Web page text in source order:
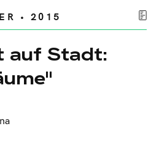
• 2015
auf Stadt: